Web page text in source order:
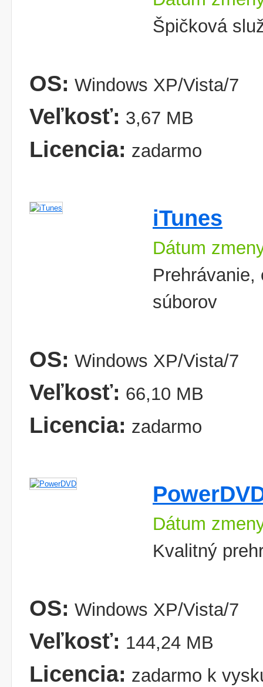
Špičková
OS: Windows XP/Vista/7
Veľkosť: 3,67 MB
Licencia: zadarmo
iTunes
Dátum
Prehrávanie,
súborov
OS: Windows XP/Vista/7
Veľkosť: 66,10 MB
Licencia: zadarmo
Dátum
Kvalitný
OS: Windows XP/Vista/7
Veľkosť: 144,24 MB
Licencia: zadarmo k